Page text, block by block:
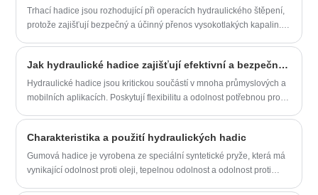
Číně.
Trhací hadice jsou rozhodující při operacích hydraulického štěpení,
protože zajišťují bezpečný a účinný přenos vysokotlakých kapalin.
optimalizovat provozní výkon a bezpečnost.
Jak hydraulické hadice zajišťují efektivní a bezpečný přenos kapalin?
Hydraulické hadice jsou kritickou součástí v mnoha průmyslových a
mobilních aplikacích. Poskytují flexibilitu a odolnost potřebnou pro
problémy, postupy údržby a pokyny pro výběr správné hadice pro
vaše aplikace. Pochopení těchto aspektů může pomoci snížit
prostoje, zlepšit bezpečnost a zvýšit výkon hydraulických systémů.
Charakteristika a použití hydraulických hadic
Gumová hadice je vyrobena ze speciální syntetické pryže, která má
vynikající odolnost proti oleji, tepelnou odolnost a odolnost proti